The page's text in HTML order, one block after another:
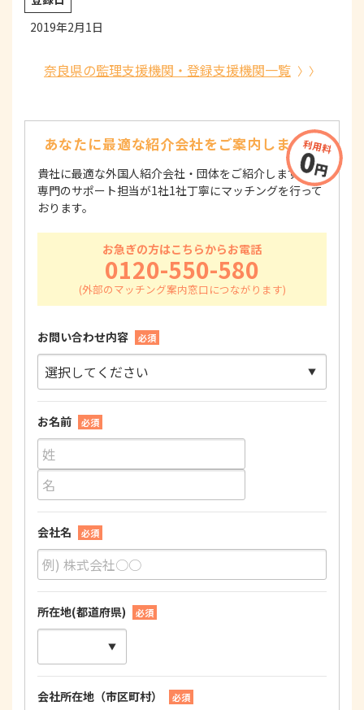
2019年2月1日
奈良県の監理支援機関・登録支援機関一覧
あなたに最適な紹介会社をご案内します！
貴社に最適な外国人紹介会社・団体をご紹介します！
専門のサポート担当が1社1社丁寧にマッチングを行って
おります。
お急ぎの方はこちらからお電話
0120-550-580
お問い合わせ内容 必須
お名前 必須
会社名 必須
所在地(都道府県) 必須
会社所在地（市区町村） 必須